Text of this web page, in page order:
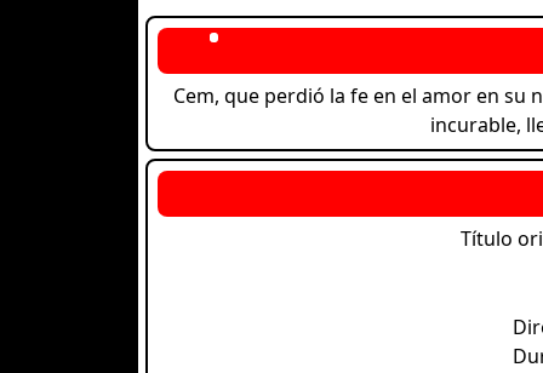
Cem, que perdió la fe en el amor en su
incurable,
Título